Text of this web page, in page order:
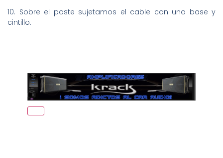
10. Sobre el poste sujetamos el cable con una base y
cintillo.